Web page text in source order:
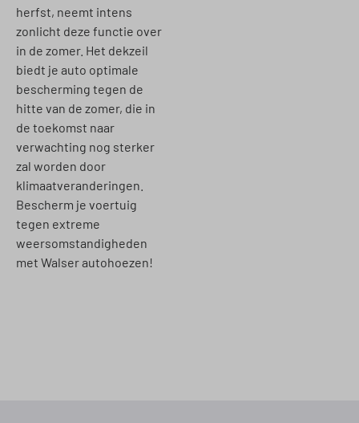
herfst, neemt intens
zonlicht deze functie over
in de zomer. Het dekzeil
biedt je auto optimale
bescherming tegen de
hitte van de zomer, die in
de toekomst naar
verwachting nog sterker
zal worden door
klimaatveranderingen.
Bescherm je voertuig
tegen extreme
weersomstandigheden
met Walser autohoezen!